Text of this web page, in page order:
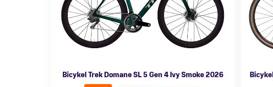
Bicykel Trek Domane SL 5 Gen 4 Ivy Smoke 2026